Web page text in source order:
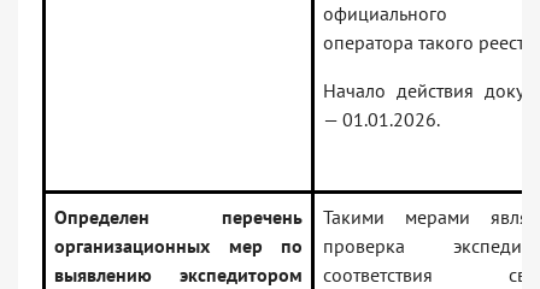
официального
оператора такого
Начало действия
— 01.01.2026.
Определен перечень
организационных мер по
выявлению экспедитором
Такими мерами
проверка
соответствия